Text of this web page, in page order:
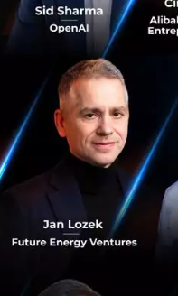
องการซื้อ
ละประสงค์
ท โดยเป็น